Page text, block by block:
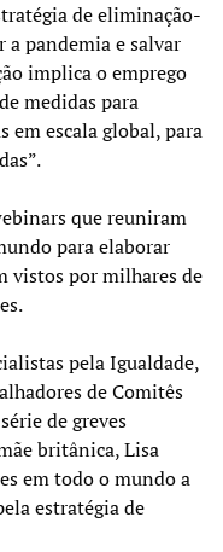
de eliminação-
a pandemia e salvar
implica o emprego
medidas para
em escala global, para
que reuniram
para elaborar
vistos por milhares de
pela Igualdade,
de Comitês
de greves
britânica, Lisa
em todo o mundo a
estratégia de